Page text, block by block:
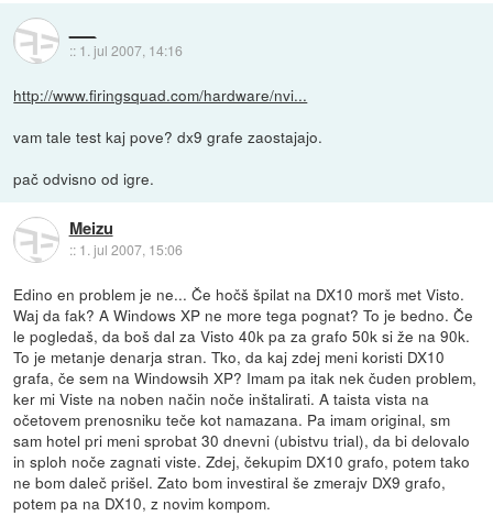
:: 1. jul 2007, 14:16
http://www.firingsquad.com/hardware/nvi...
vam tale test kaj pove? dx9 grafe zaostajajo.
pač odvisno od igre.
Meizu
:: 1. jul 2007, 15:06
Edino en problem je ne... Če hočš špilat na DX10 morš met Visto.
Waj da fak? A Windows XP ne more tega pognat? To je bedno. Če
le pogledaš, da boš dal za Visto 40k pa za grafo 50k si že na 90k.
To je metanje denarja stran. Tko, da kaj zdej meni koristi DX10
grafa, če sem na Windowsih XP? Imam pa itak nek čuden problem,
ker mi Viste na noben način noče inštalirati. A taista vista na
očetovem prenosniku teče kot namazana. Pa imam original, sm
sam hotel pri meni sprobat 30 dnevni (ubistvu trial), da bi delovalo
in sploh noče zagnati viste. Zdej, čekupim DX10 grafo, potem tako
ne bom daleč prišel. Zato bom investiral še zmerajv DX9 grafo,
potem pa na DX10, z novim kompom.